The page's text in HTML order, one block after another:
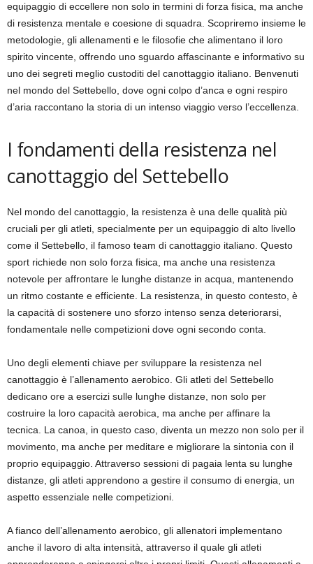
equipaggio di eccellere non solo in termini di forza fisica, ma anche
di resistenza mentale e coesione di squadra. Scopriremo insieme le
metodologie, gli allenamenti e le filosofie che alimentano il loro
spirito vincente, offrendo uno sguardo affascinante e informativo su
uno dei segreti meglio custoditi del canottaggio italiano. Benvenuti
nel mondo del Settebello, dove ogni colpo d’anca e ogni respiro
d’aria raccontano la storia di un intenso viaggio verso l’eccellenza.
I fondamenti della resistenza nel
canottaggio del Settebello
Nel mondo del canottaggio, la resistenza è una delle qualità più
cruciali per gli atleti, specialmente per un equipaggio di alto livello
come il Settebello, il famoso team di canottaggio italiano. Questo
sport richiede non solo forza fisica, ma anche una resistenza
notevole per affrontare le lunghe distanze in acqua, mantenendo
un ritmo costante e efficiente. La resistenza, in questo contesto, è
la capacità di sostenere uno sforzo intenso senza deteriorarsi,
fondamentale nelle competizioni dove ogni secondo conta.
Uno degli elementi chiave per sviluppare la resistenza nel
canottaggio è l’allenamento aerobico. Gli atleti del Settebello
dedicano ore a esercizi sulle lunghe distanze, non solo per
costruire la loro capacità aerobica, ma anche per affinare la
tecnica. La canoa, in questo caso, diventa un mezzo non solo per il
movimento, ma anche per meditare e migliorare la sintonia con il
proprio equipaggio. Attraverso sessioni di pagaia lenta su lunghe
distanze, gli atleti apprendono a gestire il consumo di energia, un
aspetto essenziale nelle competizioni.
A fianco dell’allenamento aerobico, gli allenatori implementano
anche il lavoro di alta intensità, attraverso il quale gli atleti